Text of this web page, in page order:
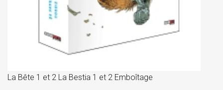
La Bête 1 et 2 La Bestia 1 et 2 Emboîtage